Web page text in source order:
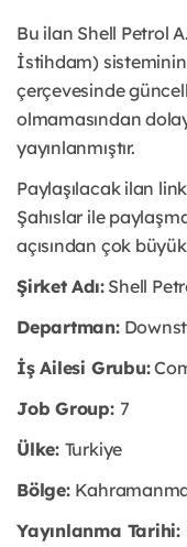
Bu ilan Shell Petrol
İstihdam) sisteminin
çerçevesinde
olmamasından
yayınlanmıştır.
Paylaşılacak ilan
Şahıslar ile
açısından çok
Şirket Adı:Shell
Departman:
İş Ailesi Grubu:
Job Group: 7
Ülke: Turkiye
Bölge:
Yayınlanma Tarihi: